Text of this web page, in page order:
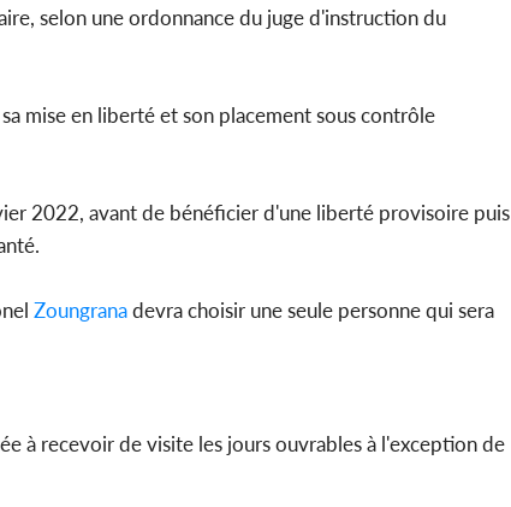
selon une ordonnance du juge d'instruction du
mise en liberté et son placement sous contrôle
2022, avant de bénéficier d'une liberté provisoire puis
Zoungranadevra choisir une seule personne qui sera
à recevoir de visite les jours ouvrables à l'exception de